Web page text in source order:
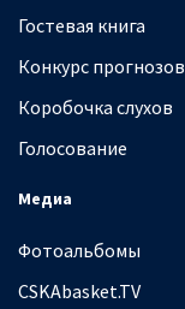
Гостевая книга
Конкурс прогнозов
Коробочка слухов
Голосование
Медиа
Фотоальбомы
CSKAbasket.TV